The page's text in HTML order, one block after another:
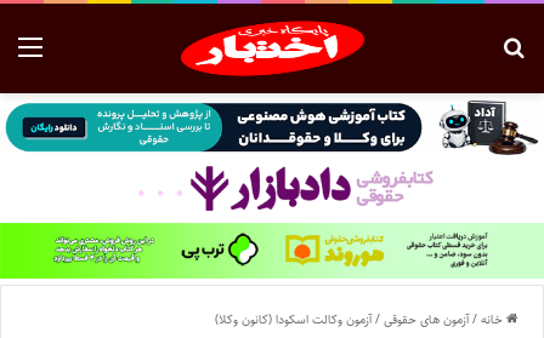
خانه/آزمون های حقوقی/آزمون وکالت اسکودا (کانون وکلا)